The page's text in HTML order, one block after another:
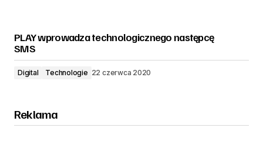
PLAY wprowadza technologicznego następcę
SMS
Digital Technologie 22 czerwca 2020
Reklama